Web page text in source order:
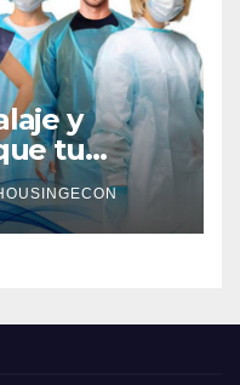
y
tu
un solo